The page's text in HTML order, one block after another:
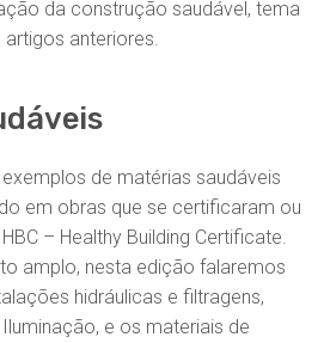
da construção saudável, tema
anteriores.
de matérias saudáveis
em obras que se certificaram ou
– Healthy Building Certificate.
amplo, nesta edição falaremos
hidráulicas e filtragens,
e os materiais de